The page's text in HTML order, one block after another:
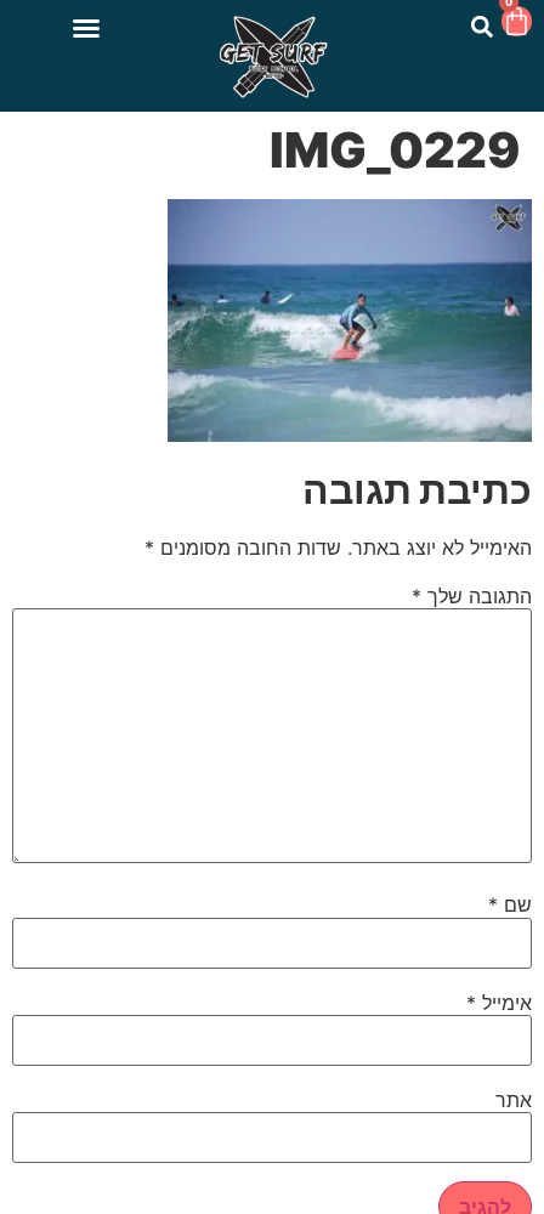
IMG_0229
כתיבת תגובה
האימייל לא יוצג באתר. שדות החובה מסומנים *
התגובה שלך *
שם *
אימייל *
אתר